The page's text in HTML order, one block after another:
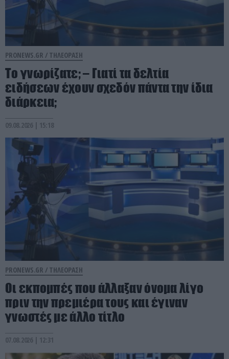
PRONEWS.GR / ΤΗΛΕΟΡΑΣΗ
Το γνωρίζατε; – Γιατί τα δελτία
ειδήσεων έχουν σχεδόν πάντα την ίδια
διάρκεια;
09.08.2026 | 15:18
PRONEWS.GR / ΤΗΛΕΟΡΑΣΗ
Οι εκπομπές που άλλαξαν όνομα λίγο
πριν την πρεμιέρα τους και έγιναν
γνωστές με άλλο τίτλο
07.08.2026 | 12:31